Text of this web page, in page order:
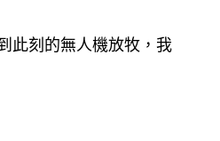
此刻的無人機放牧，我